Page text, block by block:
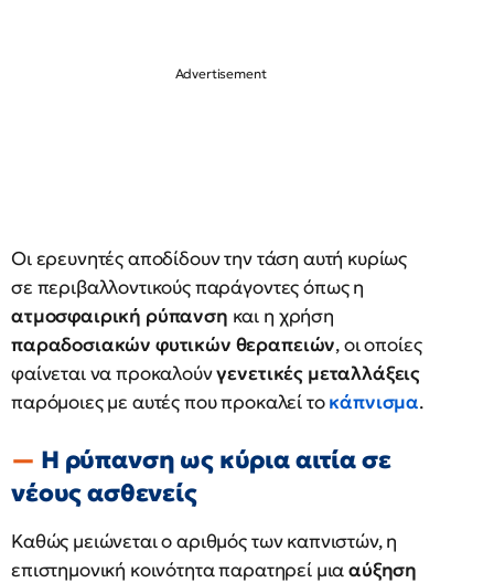
Οι ερευνητές αποδίδουν την τάση αυτή κυρίως
σε περιβαλλοντικούς παράγοντες όπως η
ατμοσφαιρική ρύπανση και η χρήση
παραδοσιακών φυτικών θεραπειών, οι οποίες
φαίνεται να προκαλούνγενετικές μεταλλάξεις
παρόμοιες με αυτές που προκαλεί τοκάπνισμα.
Η ρύπανση ως κύρια αιτία σε
νέους ασθενείς
Καθώς μειώνεται ο αριθμός των καπνιστών, η
επιστημονική κοινότητα παρατηρεί μιααύξηση